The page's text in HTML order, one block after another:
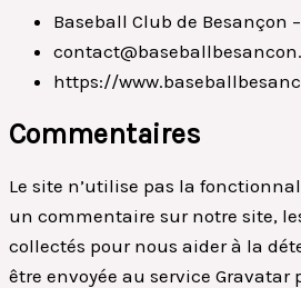
Baseball Club de Besançon
https://
Commentaires
Le site n’utilise pas la
un commentaire sur notre site,
collectés pour nous aider à la
être envoyée au service